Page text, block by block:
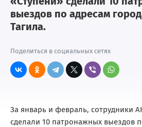
выездов по адресам
Тагила.
Поделиться в социальных сетях
За январь и февраль, сотрудники
сделали 10 патронажных выездов